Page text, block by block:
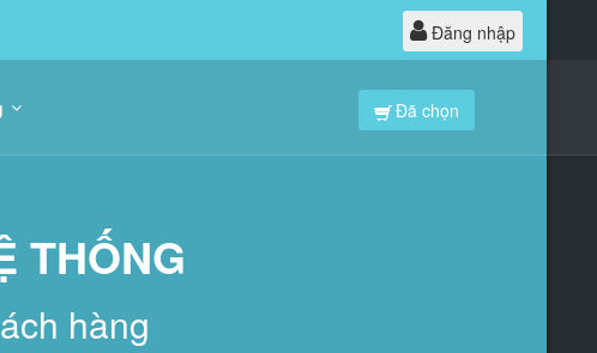
Đăng nhập
Đã chọn
THỐNG
hàng